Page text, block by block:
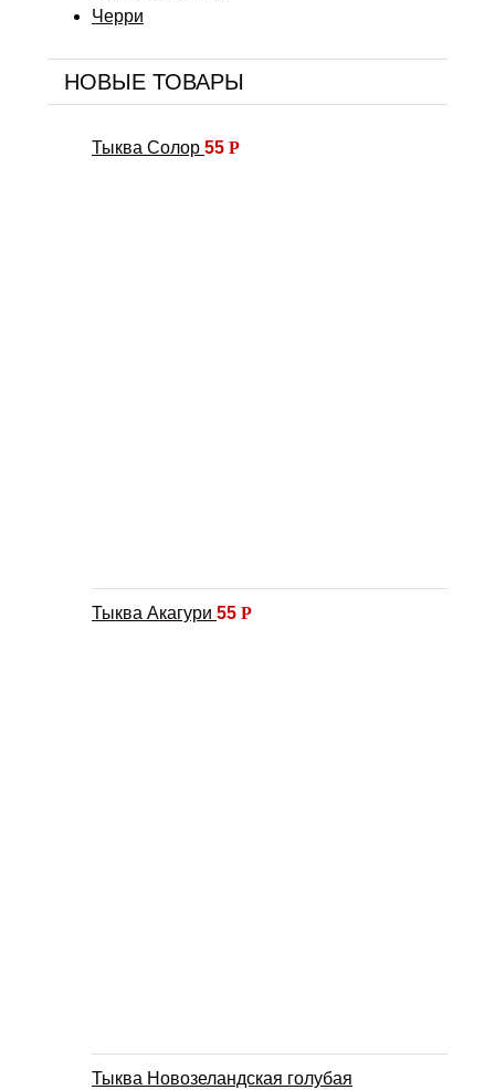
Черри
НОВЫЕ ТОВАРЫ
Тыква Солор 55 Р
Тыква Акагури 55 Р
Тыква Новозеландская голубая